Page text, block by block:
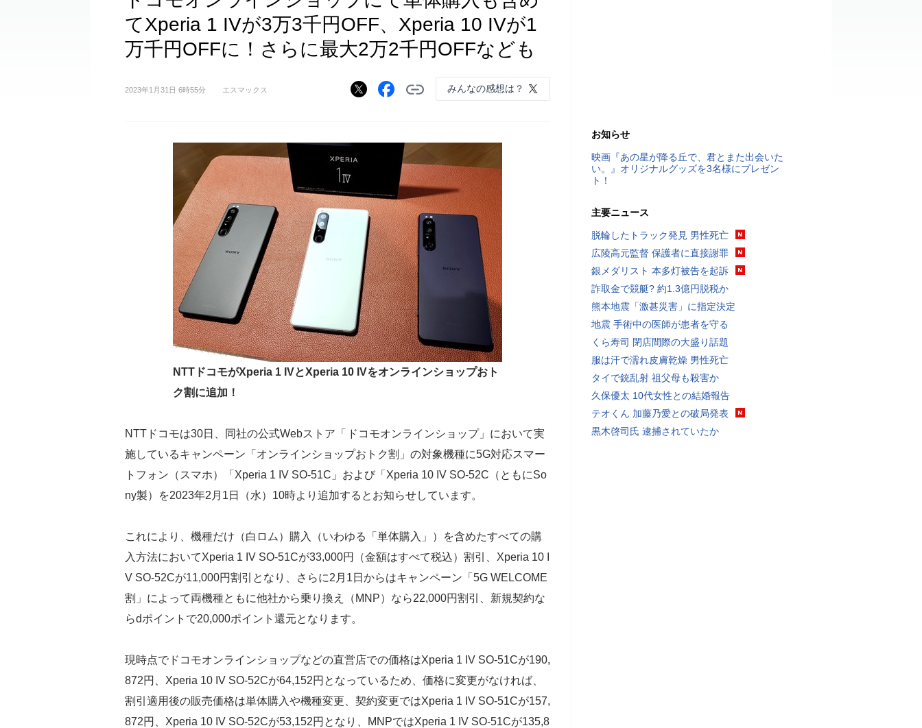
てXperia 1 IVが3万3千円OFF、Xperia 10 IVが1
万千円OFFに！さらに最大2万2千円OFFなども
2023年1月31日 6時55分 エスマックス みんなの感想は？
NTTドコモがXperia 1 IVとXperia 10 IVをオンラインショップおト
ク割に追加！
NTTドコモは30日、同社の公式Webストア「
ドコモオンラインショップ」において実
施しているキャンペーン「オンラインショップおトク割」の対象機種に5G対応スマー
トフォン（スマホ）「Xperia 1 IV SO-51C」および「Xperia 10 IV SO-52C（ともにSo
ny製）を2023年2月1日（水）10時より追加するとお知らせしています。
これにより、機種だけ（白ロム）購入（いわゆる「単体購入」）を含めたすべての購
入方法においてXperia 1 IV SO-51Cが33,000円（金額はすべて税込）割引、Xperia 10 I
V SO-52Cが11,000円割引となり、さらに2月1日からはキャンペーン「5G WELCOME
割」によって両機種ともに他社から乗り換え（MNP）なら22,000円割引、新規契約な
らdポイントで20,000ポイント還元となります。
現時点でドコモオンラインショップなどの直営店での価格はXperia 1 IV SO-51Cが190,
872円、Xperia 10 IV SO-52Cが64,152円となっているため、価格に変更がなければ、
割引適用後の販売価格は単体購入や機種変更、契約変更ではXperia 1 IV SO-51Cが157,
872円、Xperia 10 IV SO-52Cが53,152円となり、MNPではXperia 1 IV SO-51Cが135,8
お知らせ
映画『あの星が降る丘で、君とまた出会いた
い。』オリジナルグッズを3名様にプレゼン
ト！
主要ニュース
脱輪したトラック発見 男性死亡
広陵高元監督 保護者に直接謝罪
銀メダリスト 本多灯被告を起訴
詐取金で競艇? 約1.3億円脱税か
熊本地震「激甚災害」に指定決定
地震 手術中の医師が患者を守る
くら寿司 閉店間際の大盛り話題
服は汗で濡れ皮膚乾燥 男性死亡
タイで銃乱射 祖父母も殺害か
久保優太 10代女性との結婚報告
テオくん 加藤乃愛との破局発表
黒木啓司氏 逮捕されていたか